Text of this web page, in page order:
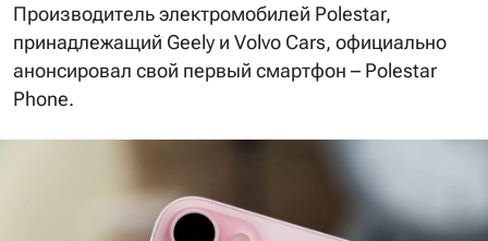
Производитель электромобилей Polestar,
принадлежащий Geely и Volvo Cars, официально
анонсировал свой первый смартфон – Polestar
Phone.